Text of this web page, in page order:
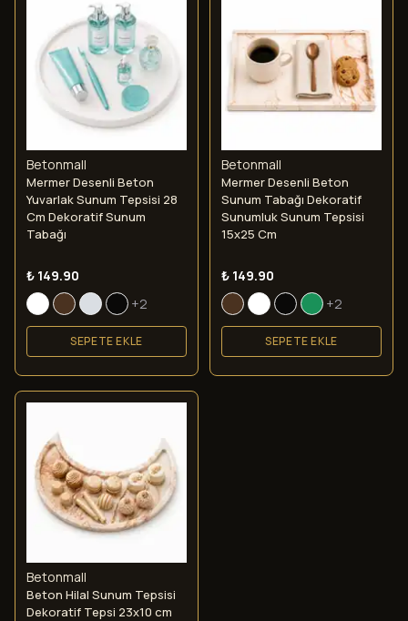
Betonmall
Mermer Desenli Beton
Yuvarlak Sunum Tepsisi 28
Cm Dekoratif Sunum
Tabağı
₺ 149.90
+2
SEPETE EKLE
Betonmall
Mermer Desenli Beton
Sunum Tabağı Dekoratif
Sunumluk Sunum Tepsisi
15x25 Cm
₺ 149.90
+2
SEPETE EKLE
Betonmall
Beton Hilal Sunum Tepsisi
Dekoratif Tepsi 23x10 cm